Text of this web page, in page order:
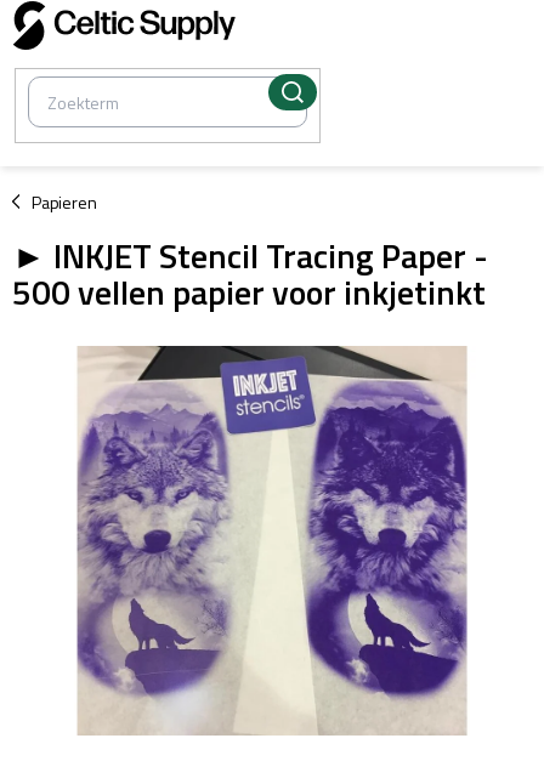
Overslaan
naar
inhoud
Papieren
/
► INKJET Stencil Tracing Paper -
500 vellen papier voor inkjetinkt